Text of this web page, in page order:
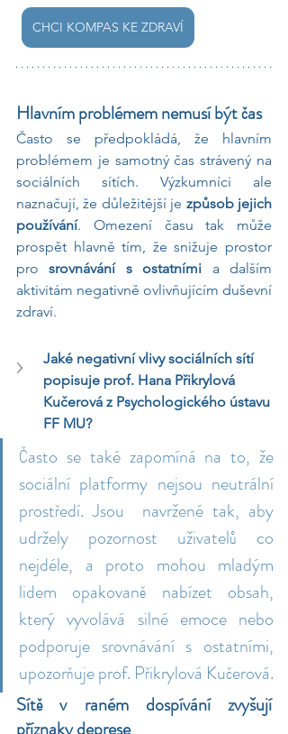
CHCI KOMPAS KE ZDRAVÍ
Hlavním problémem nemusí být čas
Často se předpokládá, že hlavním
problémem je samotný čas strávený na
sociálních sítích. Výzkumníci ale
naznačují, že důležitější je způsob jejich
používání. Omezení času tak může
prospět hlavně tím, že snižuje prostor
pro srovnávání s ostatními a dalším
aktivitám negativně ovlivňujícím duševní
zdraví.
Jaké negativní vlivy sociálních sítí
popisuje prof. Hana Přikrylová
Kučerová z Psychologického ústavu
FF MU?
Často se také zapomíná na to, že
sociální platformy nejsou neutrální
prostředí. Jsou  navržené tak, aby
udržely pozornost uživatelů co
nejdéle, a proto mohou mladým
lidem opakovaně nabízet obsah,
který vyvolává silné emoce nebo
podporuje srovnávání s ostatními,
upozorňuje prof. Přikrylová Kučerová.
Sítě v raném dospívání zvyšují